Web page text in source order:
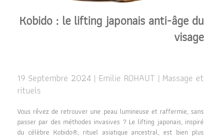
Kobido : le lifting japonais anti-âge du
visage
19 Septembre 2024 | Emilie ROHAUT | Massage et
rituels
Vous rêvez de retrouver une peau lumineuse et raffermie, sans
passer par des méthodes invasives ? Le lifting japonais, inspiré
du célèbre Kobido®, rituel asiatique ancestral, est bien plus